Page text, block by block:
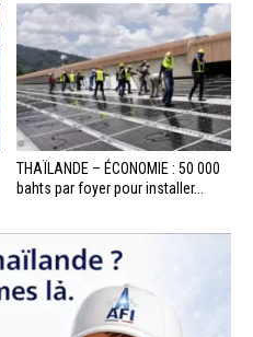
THAÏLANDE – ÉCONOMIE : 50 000
bahts par foyer pour installer...